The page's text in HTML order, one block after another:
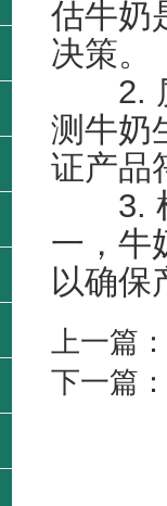
估牛奶
决策。
2. 质
测牛奶
证产品
3. 检
一，牛
以确保
上一篇：
下一篇：